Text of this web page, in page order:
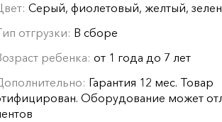
Серый, фиолетовый, желтый,
отгрузки: В сборе
ребенка:от 1 года до 7 лет
Гарантия 12 мес. Товар
Оборудование может